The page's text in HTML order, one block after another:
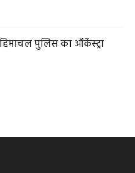
पुलिस का ऑर्केस्ट्रा